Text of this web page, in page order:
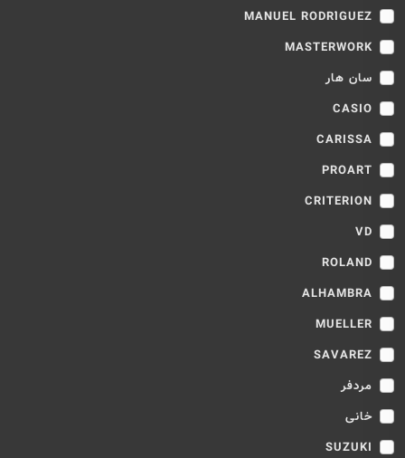
MANUEL RODRÍGUEZ
MASTERWORK
سان هار
CASIO
CARISSA
PROART
CRITERION
VD
ROLAND
ALHAMBRA
MUELLER
SAVAREZ
مردفر
خانی
SUZUKI